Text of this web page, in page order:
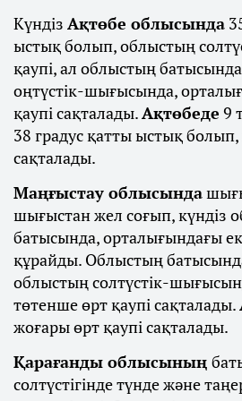
Күндіз Ақтөбе облысында
ыстық болып, облыстың
қаупі, ал облыстың
оңтүстік-шығысында,
қаупі сақталады.Ақтөбеде 9
38 градус қатты ыстық
сақталады.
Маңғыстау облысында
шығыстан жел соғып, күндіз
батысында, орталығындағы
құрайды. Облыстың
облыстың солтүстік-
төтенше өрт қаупі сақталады.
жоғары өрт қаупі сақталады.
Қарағанды облысының
солтүстігінде түнде және